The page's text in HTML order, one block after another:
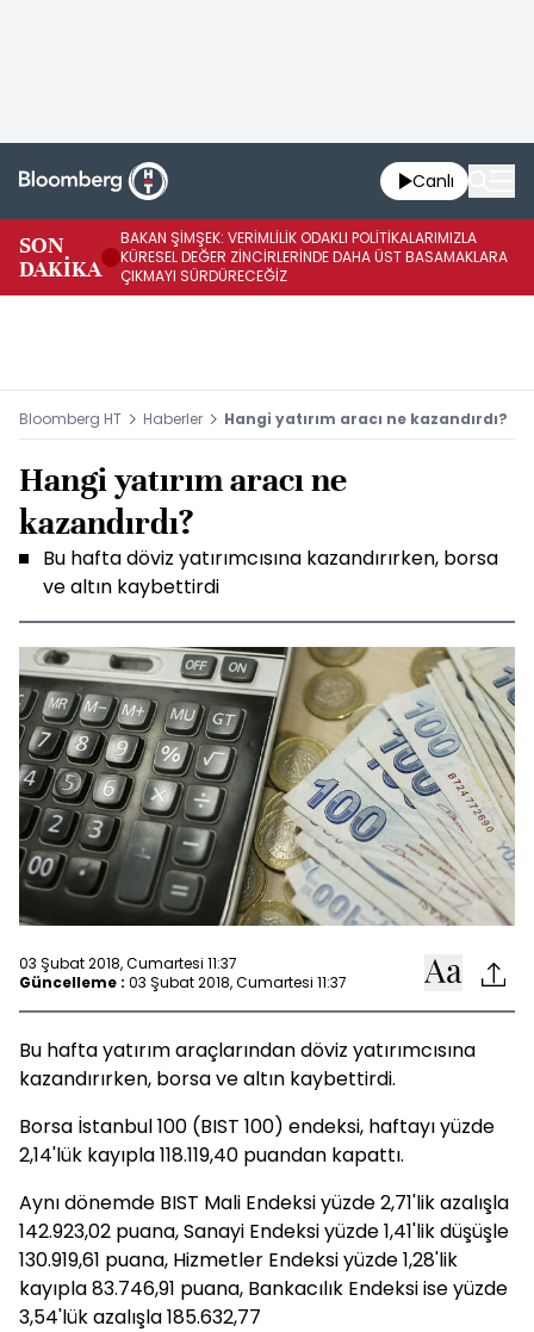
Canlı
SON
DAKİKA
BAKAN ŞİMŞEK: VERİMLİLİK ODAKLI POLİTİKALARIMIZLA
KÜRESEL DEĞER ZİNCİRLERİNDE DAHA ÜST BASAMAKLARA
ÇIKMAYI SÜRDÜRECEĞİZ
Bloomberg HT Haberler Hangi yatırım aracı ne kazandırdı?
Hangi yatırım aracı ne
kazandırdı?
Bu hafta döviz yatırımcısına kazandırırken, borsa
ve altın kaybettirdi
03 Şubat 2018, Cumartesi 11:37
Güncelleme : 03 Şubat 2018, Cumartesi 11:37
Bu hafta yatırım araçlarından döviz yatırımcısına
kazandırırken, borsa ve altın kaybettirdi.
Borsa İstanbul 100 (BIST 100) endeksi, haftayı yüzde
2,14'lük kayıpla 118.119,40 puandan kapattı.
Aynı dönemde BIST Mali Endeksi yüzde 2,71'lik azalışla
142.923,02 puana, Sanayi Endeksi yüzde 1,41'lik düşüşle
130.919,61 puana, Hizmetler Endeksi yüzde 1,28'lik
kayıpla 83.746,91 puana, Bankacılık Endeksi ise yüzde
3,54'lük azalışla 185.632,77